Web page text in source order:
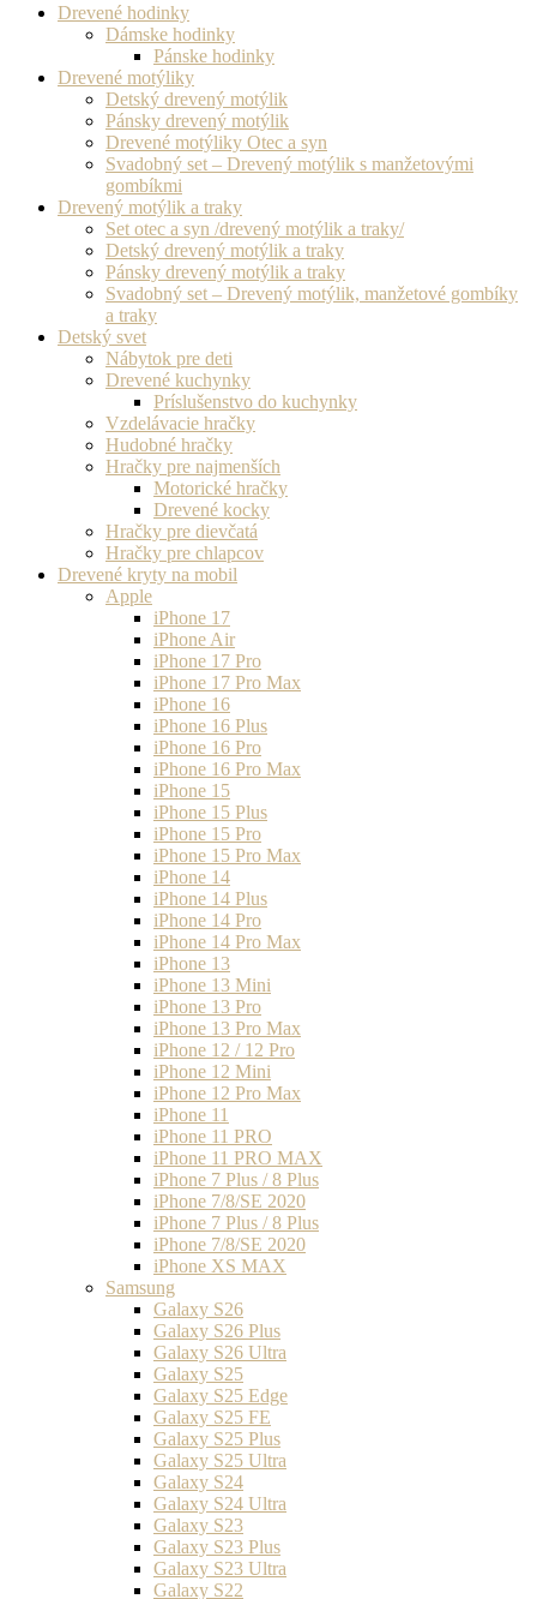
Drevené hodinky
Dámske hodinky
Pánske hodinky
Drevené motýliky
Detský drevený motýlik
Pánsky drevený motýlik
Drevené motýliky Otec a syn
Svadobný set – Drevený motýlik s manžetovými
gombíkmi
Drevený motýlik a traky
Set otec a syn /drevený motýlik a traky/
Detský drevený motýlik a traky
Pánsky drevený motýlik a traky
Svadobný set – Drevený motýlik, manžetové gombíky
a traky
Detský svet
Nábytok pre deti
Drevené kuchynky
Príslušenstvo do kuchynky
Vzdelávacie hračky
Hudobné hračky
Hračky pre najmenších
Motorické hračky
Drevené kocky
Hračky pre dievčatá
Hračky pre chlapcov
Drevené kryty na mobil
Apple
iPhone 17
iPhone Air
iPhone 17 Pro
iPhone 17 Pro Max
iPhone 16
iPhone 16 Plus
iPhone 16 Pro
iPhone 16 Pro Max
iPhone 15
iPhone 15 Plus
iPhone 15 Pro
iPhone 15 Pro Max
iPhone 14
iPhone 14 Plus
iPhone 14 Pro
iPhone 14 Pro Max
iPhone 13
iPhone 13 Mini
iPhone 13 Pro
iPhone 13 Pro Max
iPhone 12 / 12 Pro
iPhone 12 Mini
iPhone 12 Pro Max
iPhone 11
iPhone 11 PRO
iPhone 11 PRO MAX
iPhone 7 Plus / 8 Plus
iPhone 7/8/SE 2020
iPhone 7 Plus / 8 Plus
iPhone 7/8/SE 2020
iPhone XS MAX
Samsung
Galaxy S26
Galaxy S26 Plus
Galaxy S26 Ultra
Galaxy S25
Galaxy S25 Edge
Galaxy S25 FE
Galaxy S25 Plus
Galaxy S25 Ultra
Galaxy S24
Galaxy S24 Ultra
Galaxy S23
Galaxy S23 Plus
Galaxy S23 Ultra
Galaxy S22